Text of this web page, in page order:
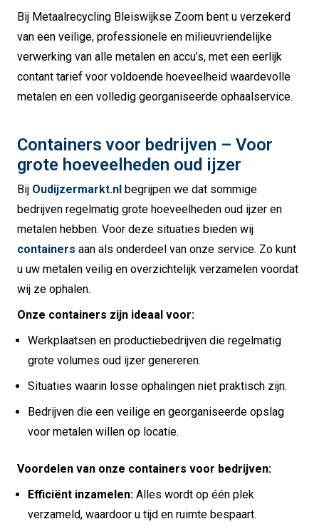
Bij Metaalrecycling Bleiswijkse Zoom bent u verzekerd
van een veilige, professionele en milieuvriendelijke
verwerking van alle metalen en accu’s, met een eerlijk
contant tarief voor voldoende hoeveelheid waardevolle
metalen en een volledig georganiseerde ophaalservice.
Containers voor bedrijven – Voor
grote hoeveelheden oud ijzer
Bij Oudijzermarkt.nl begrijpen we dat sommige
bedrijven regelmatig grote hoeveelheden oud ijzer en
metalen hebben. Voor deze situaties bieden wij
containers aan als onderdeel van onze service. Zo kunt
u uw metalen veilig en overzichtelijk verzamelen voordat
wij ze ophalen.
Onze containers zijn ideaal voor:
Werkplaatsen en productiebedrijven die regelmatig
grote volumes oud ijzer genereren.
Situaties waarin losse ophalingen niet praktisch zijn.
Bedrijven die een veilige en georganiseerde opslag
voor metalen willen op locatie.
Voordelen van onze containers voor bedrijven:
Efficiënt inzamelen: Alles wordt op één plek
verzameld, waardoor u tijd en ruimte bespaart.